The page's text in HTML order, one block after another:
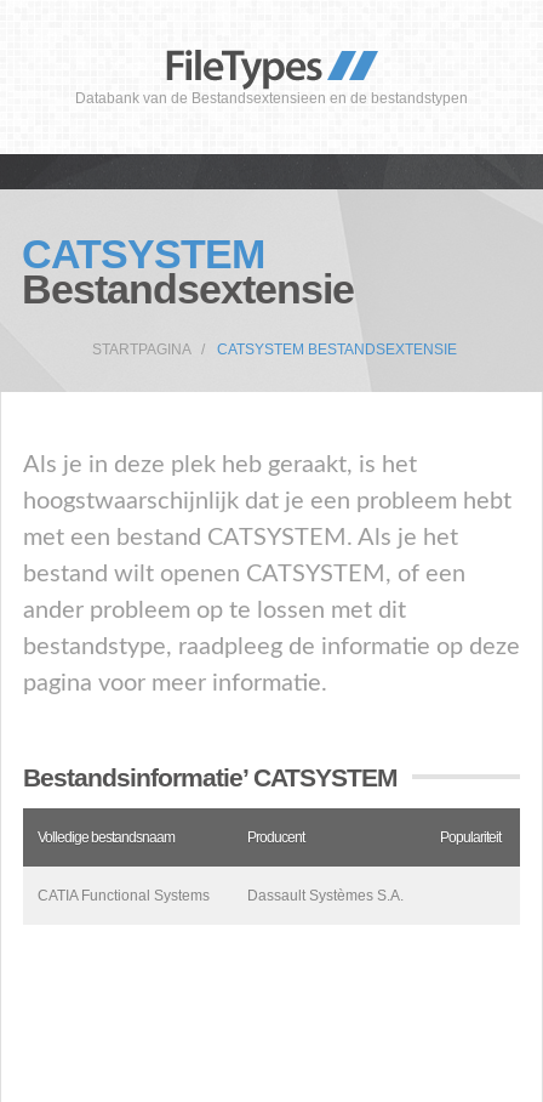
Databank van de Bestandsextensieen en de bestandstypen
CATSYSTEM
Bestandsextensie
STARTPAGINA CATSYSTEM BESTANDSEXTENSIE
Als je in deze plek heb geraakt, is het
hoogstwaarschijnlijk dat je een probleem hebt
met een bestand CATSYSTEM. Als je het
bestand wilt openen CATSYSTEM, of een
ander probleem op te lossen met dit
bestandstype, raadpleeg de informatie op deze
pagina voor meer informatie.
Bestandsinformatie’ CATSYSTEM
Volledige bestandsnaam Producent Populariteit
CATIA Functional Systems Dassault Systèmes S.A.